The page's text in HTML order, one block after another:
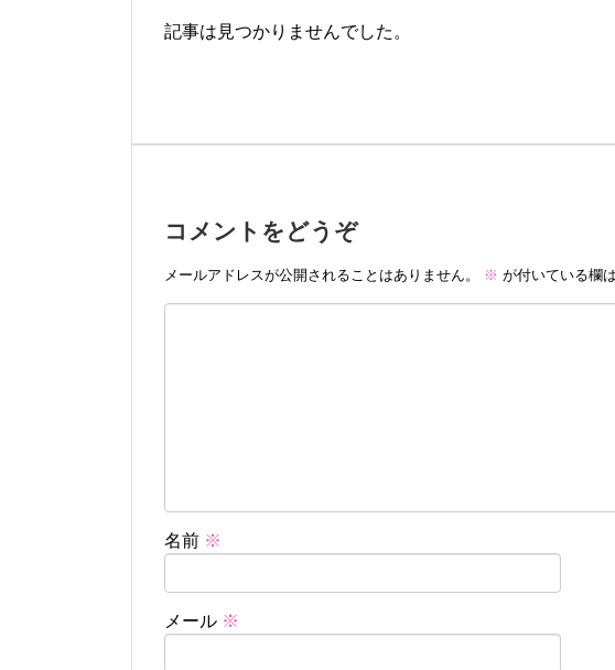
記事は見つかりませんでした。
コメントをどうぞ
メールアドレスが公開されることはありません。 ※ が付いている欄
名前 ※
メール ※